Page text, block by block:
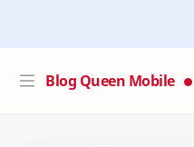
Blog Queen Mobile